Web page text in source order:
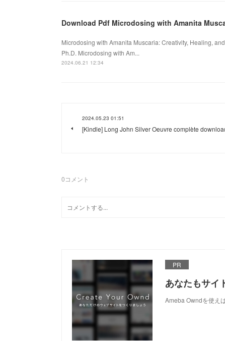
Download Pdf Microdosing with Amanita
Microdosing with Amanita Muscaria: Creativity, Healing,
Ph.D. Microdosing with Am...
2024.06.21 12:34
2024.05.23 01:51
[Kindle] Long John Silver Oeuvre complète
0コメント
PR
あなたもサイ
Ameba Owndを使え